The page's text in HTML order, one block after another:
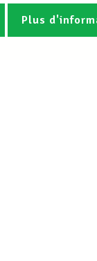
Plus